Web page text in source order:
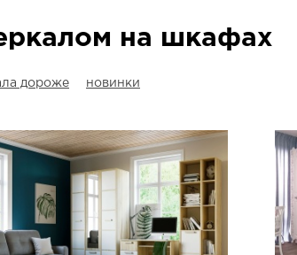
на шкафах
дороже новинки